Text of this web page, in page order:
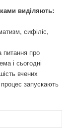
виділяють:
сифіліс,
питання про
і сьогодні
вчених
запускають